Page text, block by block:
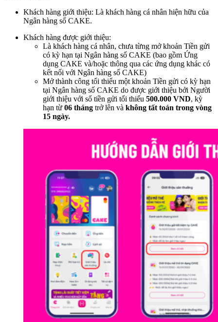
Khách hàng giới thiệu: Là khách hàng cá nhân hiện hữu của
Ngân hàng số CAKE.
Khách hàng được giới thiệu:
Là khách hàng cá nhân, chưa từng mở khoản Tiền gửi
có kỳ hạn tại Ngân hàng số CAKE (bao gồm Ứng
dụng CAKE và/hoặc thông qua các ứng dụng khác có
kết nối với Ngân hàng số CAKE)
Mở thành công tối thiểu một khoản Tiền gửi có kỳ hạn
tại Ngân hàng số CAKE do được giới thiệu bởi Người
giới thiệu với số tiền gửi tối thiểu 500.000 VND, kỳ
hạn từ 06 tháng trở lên và không tất toán trong vòng
15 ngày.